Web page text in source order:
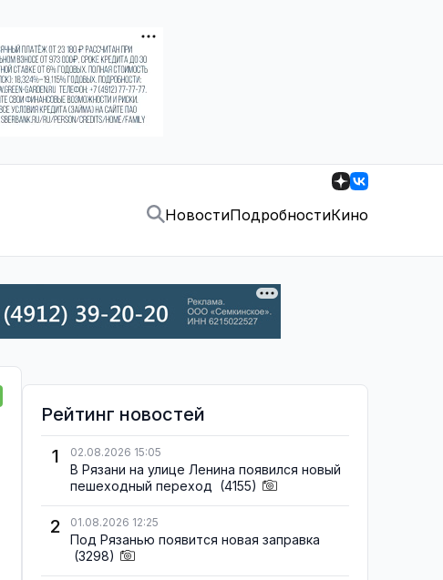
НовостиПодробностиКино
Рейтинг новостей
1
02.08.2026 15:05
В Рязани на улице Ленина появился новый
пешеходный переход (4155)
2 01.08.2026 12:25
Под Рязанью появится новая заправка
(3298)